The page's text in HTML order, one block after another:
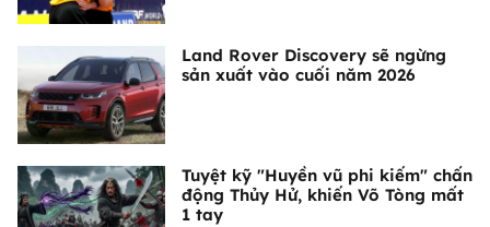
Land Rover Discovery sẽ ngừng
sản xuất vào cuối năm 2026
Tuyệt kỹ "Huyền vũ phi kiếm" chấn
động Thủy Hử, khiến Võ Tòng mất
1 tay